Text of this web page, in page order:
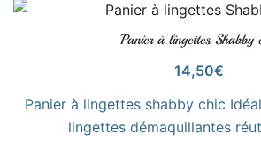
VOIR LE PRODUIT
Panier à lingettes Shabby
14,50€
Panier à lingettes shabby chic
lingettes démaquillantes